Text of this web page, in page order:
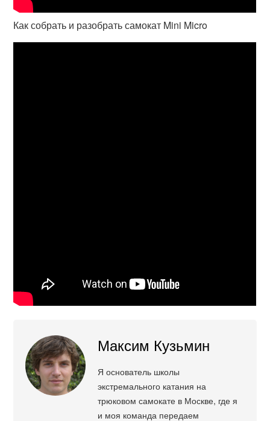
Как собрать и разобрать самокат Mini Micro
Максим Кузьмин
Я основатель школы
экстремального катания на
трюковом самокате в Москве, где я
и моя команда передаем